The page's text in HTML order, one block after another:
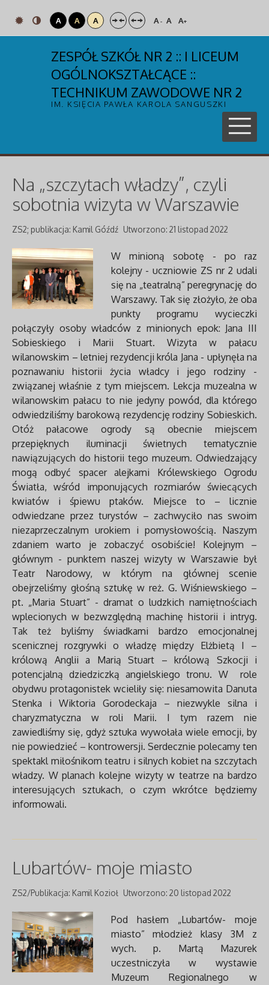
A A A A- A A+
ZESPÓŁ SZKÓŁ NR 2 :: I LICEUM
OGÓLNOKSZTAŁCĄCE ::
TECHNIKUM ZAWODOWE NR 2
IM. KSIĘCIA PAWŁA KAROLA SANGUSZKI
Na „szczytach władzy”, czyli
sobotnia wizyta w Warszawie
ZS2; publikacja: Kamil Góźdź Utworzono: 21 listopad 2022
W minioną sobotę - po raz
kolejny - uczniowie ZS nr 2 udali
się na „teatralną” peregrynację do
Warszawy. Tak się złożyło, że oba
punkty programu wycieczki
połączyły osoby władców z minionych epok: Jana III
Sobieskiego i Marii Stuart. Wizyta w pałacu
wilanowskim – letniej rezydencji króla Jana - upłynęła na
poznawaniu historii życia władcy i jego rodziny -
związanej właśnie z tym miejscem. Lekcja muzealna w
wilanowskim pałacu to nie jedyny powód, dla którego
odwiedziliśmy barokową rezydencję rodziny Sobieskich.
Otóż pałacowe ogrody są obecnie miejscem
przepięknych iluminacji świetnych tematycznie
nawiązujących do historii tego muzeum. Odwiedzający
mogą odbyć spacer alejkami Królewskiego Ogrodu
Światła, wśród imponujących rozmiarów świecących
kwiatów i śpiewu ptaków. Miejsce to – licznie
odwiedzane przez turystów – zachwyciło nas swoim
niezaprzeczalnym urokiem i pomysłowością. Naszym
zdaniem warto je zobaczyć osobiście! Kolejnym –
głównym - punktem naszej wizyty w Warszawie był
Teatr Narodowy, w którym na głównej scenie
obejrzeliśmy głośną sztukę w reż. G. Wiśniewskiego –
pt. „Maria Stuart” - dramat o ludzkich namiętnościach
wplecionych w bezwzględną machinę historii i intryg.
Tak też byliśmy świadkami bardzo emocjonalnej
scenicznej rozgrywki o władzę między Elżbietą I –
królową Anglii a Marią Stuart – królową Szkocji i
potencjalną dziedziczką angielskiego tronu. W role
obydwu protagonistek wcieliły się: niesamowita Danuta
Stenka i Wiktoria Gorodeckaja – niezwykle silna i
charyzmatyczna w roli Marii. I tym razem nie
zawiedliśmy się, gdyż sztuka wywołała wiele emocji, by
nie powiedzieć – kontrowersji. Serdecznie polecamy ten
spektakl miłośnikom teatru i silnych kobiet na szczytach
władzy. W planach kolejne wizyty w teatrze na bardzo
interesujących sztukach, o czym wkrótce będziemy
informowali.
Lubartów- moje miasto
ZS2/Publikacja: Kamil Kozioł Utworzono: 20 listopad 2022
Pod hasłem „Lubartów- moje
miasto” młodzież klasy 3M z
wych. p. Martą Mazurek
uczestniczyła w wystawie
Muzeum Regionalnego w